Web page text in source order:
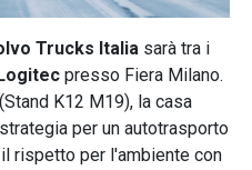
Trucks Italia sarà tra i
presso Fiera Milano.
K12 M19), la casa
per un autotrasporto
rispetto per l'ambiente con